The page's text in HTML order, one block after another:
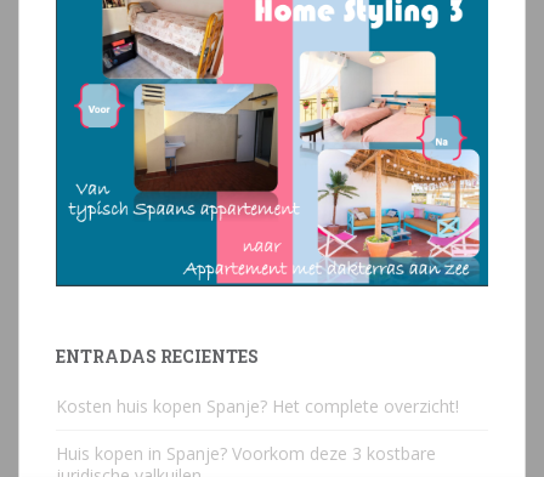
ENTRADAS RECIENTES
Kosten huis kopen Spanje? Het complete overzicht!
Huis kopen in Spanje? Voorkom deze 3 kostbare